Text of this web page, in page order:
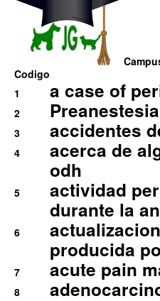
Codigo
1
a case of
2 Preanestesia
3 accidentes
4
acerca de
odh
5
actividad
durante la
6
producida
7 acute pain
8